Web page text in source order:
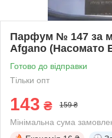
Парфум № 147 за
Afgano (Насомато
Готово до відправки
Тільки опт
143 ₴ 159 ₴
Мінімальна сума